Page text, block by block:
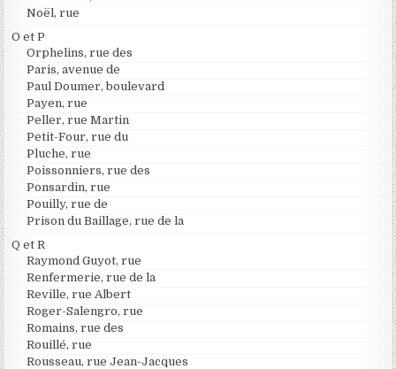
Noël, rue
O et P
Orphelins, rue des
Paris, avenue de
Paul Doumer, boulevard
Payen, rue
Peller, rue Martin
Petit-Four, rue du
Pluche, rue
Poissonniers, rue des
Ponsardin, rue
Pouilly, rue de
Prison du Baillage, rue de la
Q et R
Raymond Guyot, rue
Renfermerie, rue de la
Reville, rue Albert
Roger-Salengro, rue
Romains, rue des
Rouillé, rue
Rousseau, rue Jean-Jacques